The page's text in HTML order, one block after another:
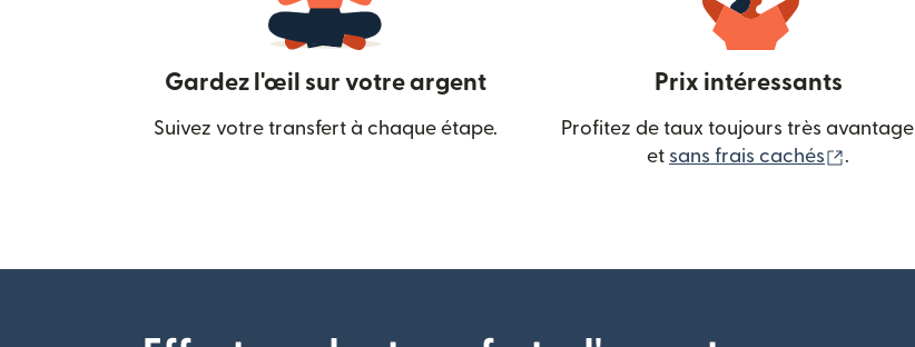
Gardez l'œil sur votre argent
Suivez votre transfert à chaque étape.
Prix intéressants
Profitez de taux toujours très
et sans frais cachés .